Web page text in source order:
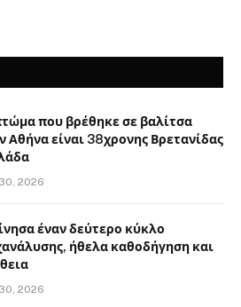
που βρέθηκε σε βαλίτσα
Αθήνα είναι 38χρονης Βρετανίδας
2026
έναν δεύτερο κύκλο
ήθελα καθοδήγηση και
2026